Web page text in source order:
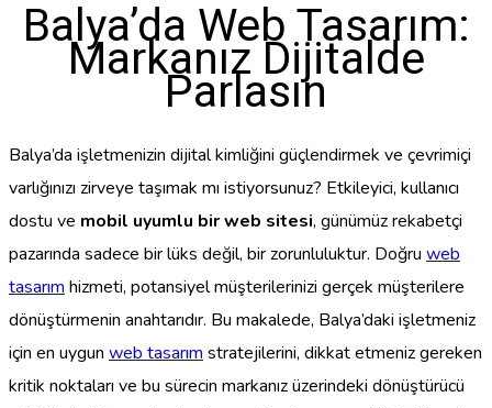
Balya’da Web Tasarım:
Markanız Dijitalde
Parlasın
Balya’da işletmenizin dijital kimliğini güçlendirmek ve çevrimiçi
varlığınızı zirveye taşımak mı istiyorsunuz? Etkileyici, kullanıcı
dostu ve mobil uyumlu bir web sitesi, günümüz rekabetçi
pazarında sadece bir lüks değil, bir zorunluluktur. Doğru web
tasarım hizmeti, potansiyel müşterilerinizi gerçek müşterilere
dönüştürmenin anahtarıdır. Bu makalede, Balya’daki işletmeniz
için en uygun web tasarım stratejilerini, dikkat etmeniz gereken
kritik noktaları ve bu sürecin markanız üzerindeki dönüştürücü